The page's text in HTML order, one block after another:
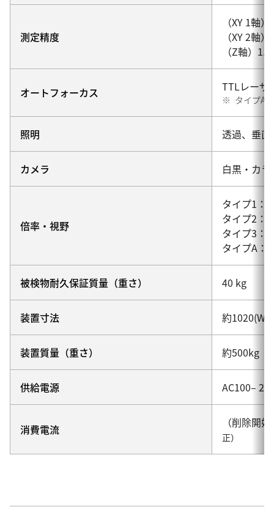
測定精度
（XY 1軸
（XY 2軸
（Z軸）
オートフォーカス TTLレーザ
※ タイプA
照明 透過、垂
カメラ 白黒・カラ
倍率・視野
タイプ1
タイプ2
タイプ3
タイプA
被検物耐久保証質量（重さ） 40 kg
装置寸法 約1020(W)
装置質量（重さ） 約500kg
供給電源 AC100–
消費電流 （削除開
正）